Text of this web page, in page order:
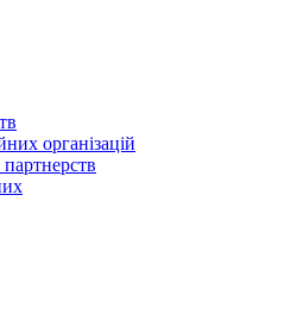
організацій
партнерств